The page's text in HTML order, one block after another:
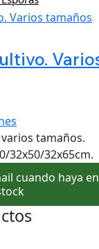
tamaños.
32x50/32x65cm.
cuando haya en